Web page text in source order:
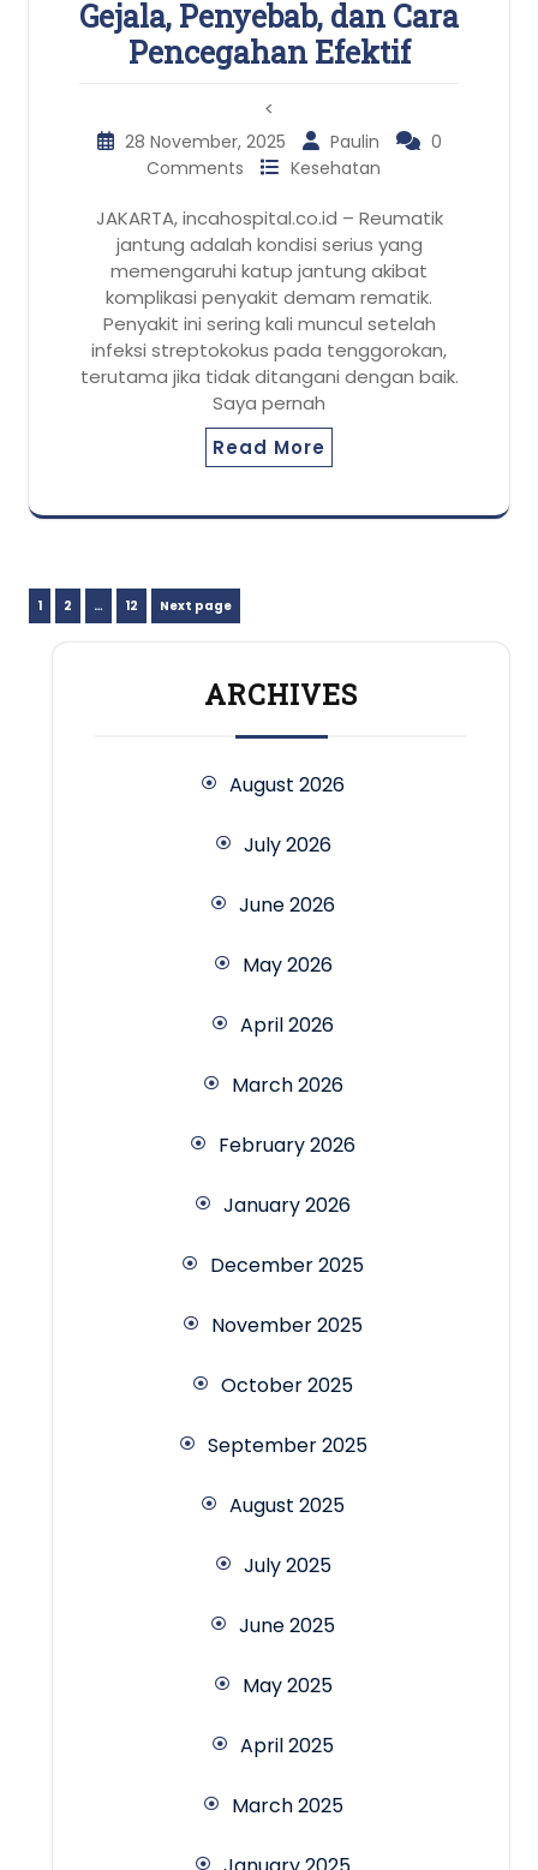
Gejala, Penyebab, dan Cara
Pencegahan Efektif
<
28 November, 2025 Paulin
0
Comments
Kesehatan
JAKARTA, incahospital.co.id – Reumatik
jantung adalah kondisi serius yang
memengaruhi katup jantung akibat
komplikasi penyakit demam rematik.
Penyakit ini sering kali muncul setelah
infeksi streptokokus pada tenggorokan,
terutama jika tidak ditangani dengan baik.
Saya pernah
Read More
Posts
pagination
Page
1 Page
2 … Page
12 Next page
ARCHIVES
August 2026
July 2026
June 2026
May 2026
April 2026
March 2026
February 2026
January 2026
December 2025
November 2025
October 2025
September 2025
August 2025
July 2025
June 2025
May 2025
April 2025
March 2025